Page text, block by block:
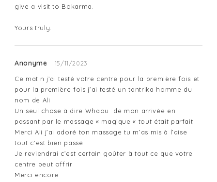
give a visit to Bokarma.
Yours truly.
Anonyme
15/11/2023
Ce matin j’ai testé votre centre pour la première fois et
pour la première fois j’ai testé un tantrika homme du
nom de Ali
Un seul chose à dire Whaou  de mon arrivée en
passant par le massage « magique « tout était parfait
Merci Ali j’ai adoré ton massage tu m’as mis à l’aise
tout c’est bien passé
Je reviendrai c’est certain goûter à tout ce que votre
centre peut offrir
Merci encore